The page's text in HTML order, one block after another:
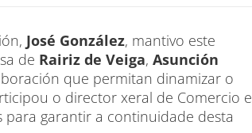
José González, mantivo este
de Rairiz de Veiga, Asunción
que permitan dinamizar o
o director xeral de Comercio e
para garantir a continuidade desta